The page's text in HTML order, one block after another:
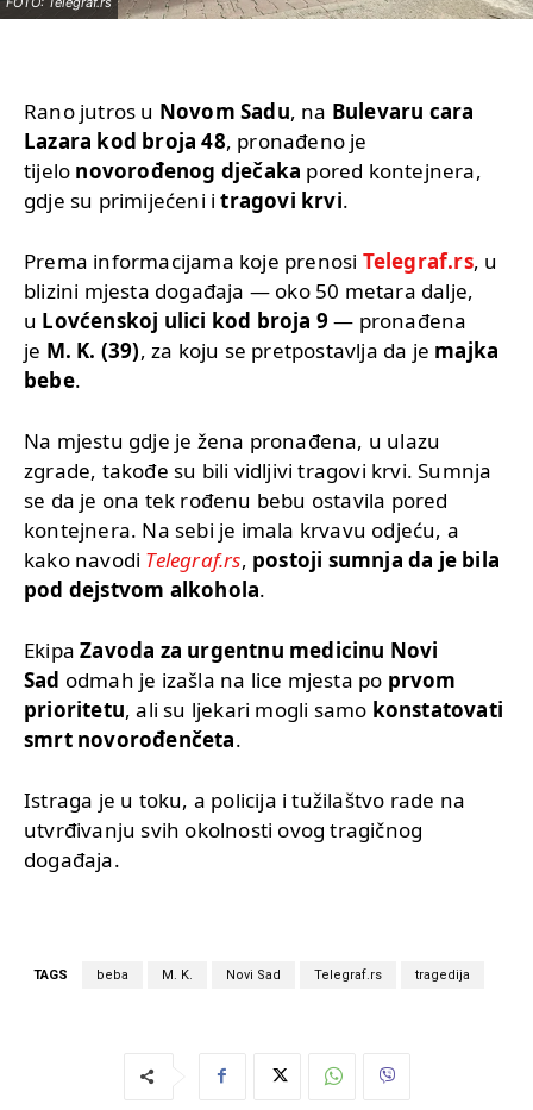
Rano jutros u Novom Sadu, na Bulevaru cara
Lazara kod broja 48, pronađeno je
tijelo novorođenog dječaka pored kontejnera,
gdje su primijećeni itragovi krvi.
Prema informacijama koje prenosi Telegraf.rs, u
blizini mjesta događaja — oko 50 metara dalje,
u Lovćenskoj ulici kod broja 9 — pronađena
je M. K. (39), za koju se pretpostavlja da je majka
bebe.
Na mjestu gdje je žena pronađena, u ulazu
zgrade, takođe su bili vidljivi tragovi krvi. Sumnja
se da je ona tek rođenu bebu ostavila pored
kontejnera. Na sebi je imala krvavu odjeću, a
kako navodi Telegraf.rs, postoji sumnja da je bila
pod dejstvom alkohola.
EkipaZavoda za urgentnu medicinu Novi
Sad odmah je izašla na lice mjesta po prvom
prioritetu, ali su ljekari mogli samo konstatovati
smrt novorođenčeta.
Istraga je u toku, a policija i tužilaštvo rade na
utvrđivanju svih okolnosti ovog tragičnog
događaja.
TAGS beba M. K. Novi Sad Telegraf.rs tragedija